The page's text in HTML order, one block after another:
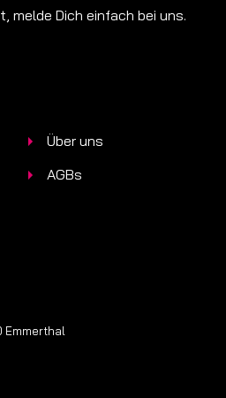
melde Dich einfach bei uns.
Über uns
AGBs
Emmerthal